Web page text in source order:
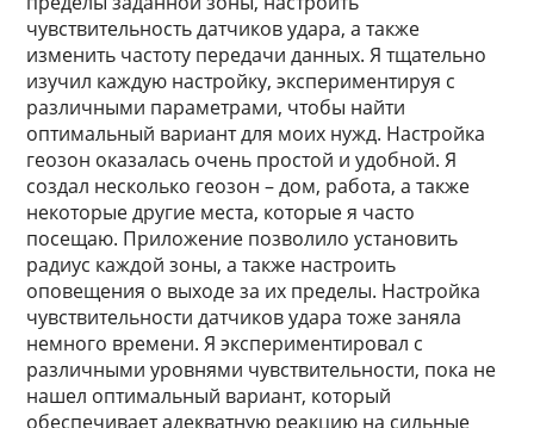
чувствительность датчиков удара, а также
изменить частоту передачи данных. Я тщательно
изучил каждую настройку, экспериментируя с
различными параметрами, чтобы найти
оптимальный вариант для моих нужд. Настройка
геозон оказалась очень простой и удобной. Я
создал несколько геозон – дом, работа, а также
некоторые другие места, которые я часто
посещаю. Приложение позволило установить
радиус каждой зоны, а также настроить
оповещения о выходе за их пределы. Настройка
чувствительности датчиков удара тоже заняла
немного времени. Я экспериментировал с
различными уровнями чувствительности, пока не
нашел оптимальный вариант, который
обеспечивает адекватную реакцию на сильные